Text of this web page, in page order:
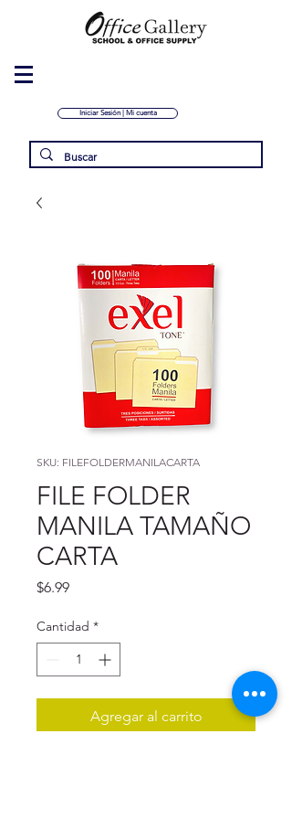
Iniciar Sesión | Mi cuenta
SKU: FILEFOLDERMANILACARTA
FILE FOLDER
MANILA TAMAÑO
CARTA
$6.99Precio
Cantidad *
Agregar al carrito